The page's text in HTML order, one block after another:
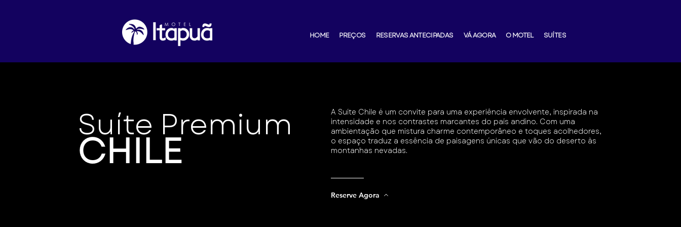
HOME PREÇOS RESERVAS ANTECIPADAS VÁ AGORA O MOTEL SUÍTES
Suíte Premium
CHILE
A Suíte Chile é um convite para uma experiência envolvente, inspirada na
intensidade e nos contrastes marcantes do país andino. Com uma
ambientação que mistura charme contemporâneo e toques acolhedores,
o espaço traduz a essência de paisagens únicas que vão do deserto às
montanhas nevadas.
Reserve Agora